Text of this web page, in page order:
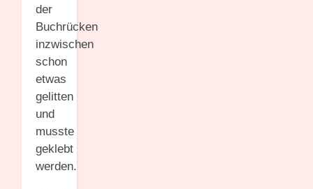
der
Buchrücken
inzwischen
schon
etwas
gelitten
und
musste
geklebt
werden.